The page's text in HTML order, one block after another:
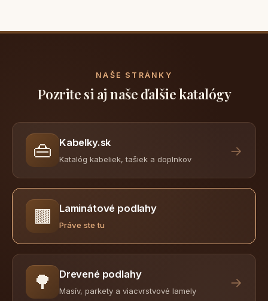
NAŠE STRÁNKY
Pozrite si aj naše ďalšie katalógy
👜 Kabelky.sk
Katalóg kabeliek, tašiek a doplnkov
→
🟫 Laminátové podlahy
Práve ste tu
🌳 Drevené podlahy
Masív, parkety a viacvrstvové lamely
→